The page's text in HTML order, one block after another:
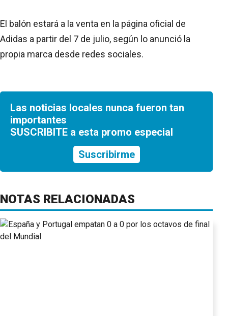
El balón estará a la venta en la página oficial de
Adidas a partir del 7 de julio, según lo anunció la
propia marca desde redes sociales.
Las noticias locales nunca fueron tan
importantes
SUSCRIBITE a esta promo especial
Suscribirme
NOTAS RELACIONADAS